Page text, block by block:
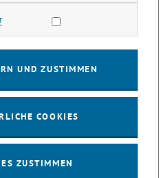
Vortrag an der TU
Institut für Wasserbau und
Expertise im
zur Verfügung.
für ihr außerordentliches
weitere gemeinsame
Marketing Cookies zulassen
UND ZUSTIMMEN
COOKIES
ZUSTIMMEN